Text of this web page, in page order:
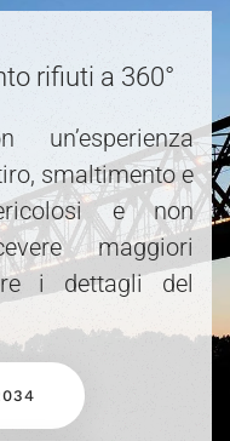
rifiuti a 360°
un’esperienza
smaltimento e
e non
maggiori
i dettagli del